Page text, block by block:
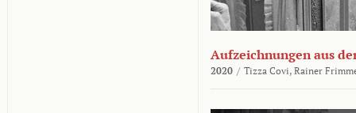
Aufzeichnungen aus
2020 / Tizza Covi, Rainer